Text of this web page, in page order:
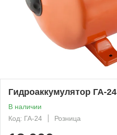
Гидроаккумулятор ГА-24
В наличии
Код: ГА-24
Розница